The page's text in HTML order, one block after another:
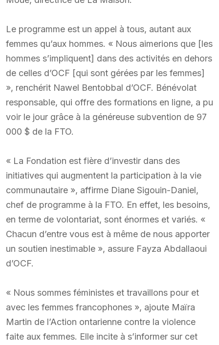
Le programme est un appel à tous, autant aux
femmes qu’aux hommes. « Nous aimerions que [les
hommes s’impliquent] dans des activités en dehors
de celles d’OCF [qui sont gérées par les femmes]
», renchérit Nawel Bentobbal d’OCF. Bénévolat
responsable, qui offre des formations en ligne, a pu
voir le jour grâce à la généreuse subvention de 97
000 $ de la FTO.
« La Fondation est fière d’investir dans des
initiatives qui augmentent la participation à la vie
communautaire », affirme Diane Sigouin-Daniel,
chef de programme à la FTO. En effet, les besoins,
en terme de volontariat, sont énormes et variés. «
Chacun d’entre vous est à même de nous apporter
un soutien inestimable », assure Fayza Abdallaoui
d’OCF.
« Nous sommes féministes et travaillons pour et
avec les femmes francophones », ajoute Maïra
Martin de l’Action ontarienne contre la violence
faite aux femmes. Elle incite à s’informer sur cet